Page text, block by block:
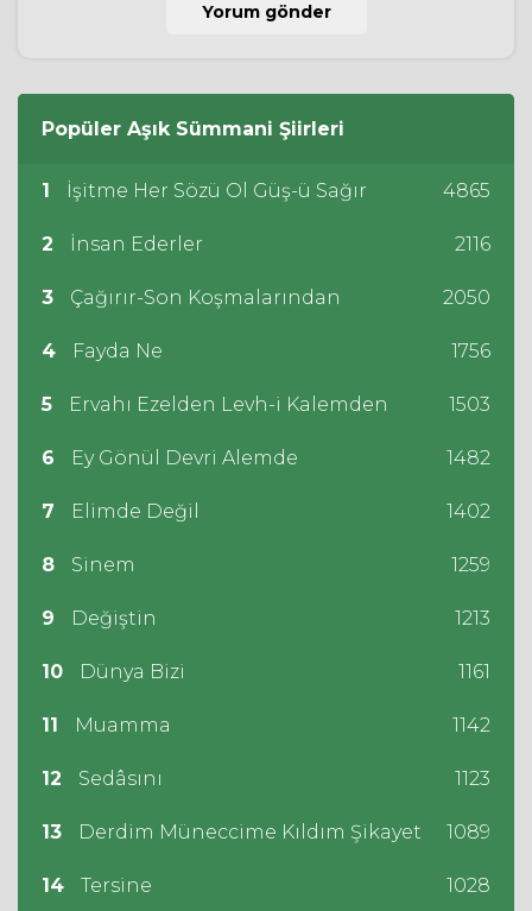
Popüler Aşık Sümmani Şiirleri
1 İşitme Her Sözü Ol Güş-ü Sağır 4865
2 İnsan Ederler 2116
3 Çağırır-Son Koşmalarından 2050
4 Fayda Ne 1756
5 Ervahı Ezelden Levh-i Kalemden 1503
6 Ey Gönül Devri Alemde 1482
7 Elimde Değil 1402
8 Sinem 1259
9 Değiştin 1213
10 Dünya Bizi 1161
11 Muamma 1142
12 Sedâsını 1123
13 Derdim Müneccime Kıldım Şikayet 1089
14 Tersine 1028